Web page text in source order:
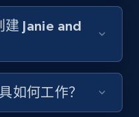
注册使用
new
md5, Video url,
Janie and
如何工作？